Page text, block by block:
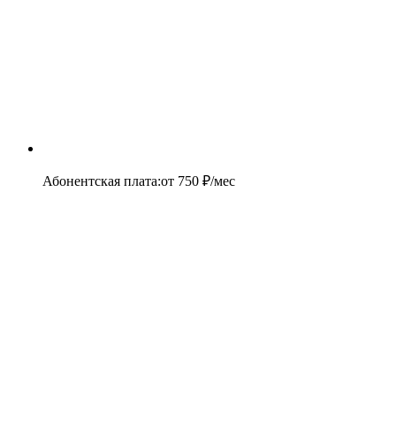
Абонентская плата:от 750 ₽/мес